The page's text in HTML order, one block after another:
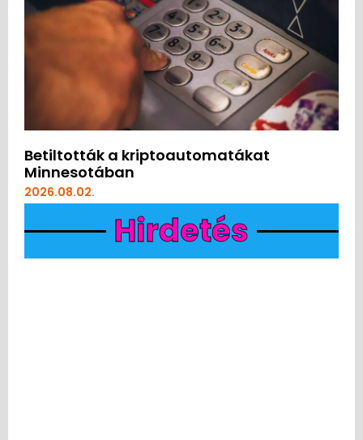
Betiltották a kriptoautomatákat
Minnesotában
2026.08.02.
Hirdetés